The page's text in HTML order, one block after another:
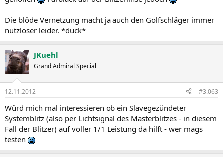
Die blöde Vernetzung macht ja auch den Golfschläger immer
nutzloser leider. *duck*
JKuehl
Grand Admiral Special
12.11.2012 #3.063
Würd mich mal interessieren ob ein Slavegezündeter
Systemblitz (also per Lichtsignal des Masterblitzes - in diesem
Fall der Blitzer) auf voller 1/1 Leistung da hilft - wer mags
testen